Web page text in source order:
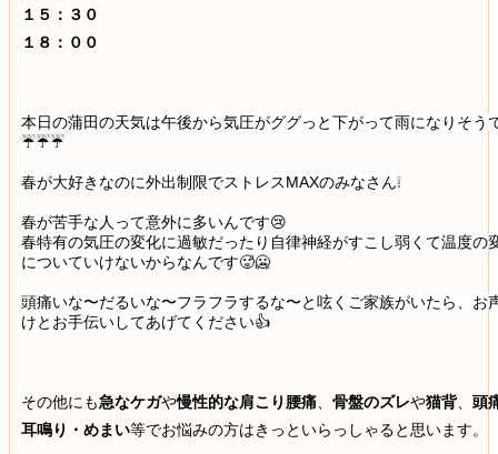
１５：３０
１８：００
本日の蒲田の天気は午後から気圧がググっと下がって雨になりそう
☔☔☔
春が大好きなのに外出制限でストレスMAXのみなさん❕
春が苦手な人って意外に多いんです😢
春特有の気圧の変化に過敏だったり自律神経がすこし弱くて温度の
についていけないからなんです🥵🥶
頭痛いな〜だるいな〜フラフラするな〜と呟くご家族がいたら、お
けとお手伝いしてあげてください👍
その他にも急なケガや慢性的な肩こり腰痛、 骨盤のズレや猫背、 頭
耳鳴り・めまい等でお悩みの方はきっといらっしゃると思います。